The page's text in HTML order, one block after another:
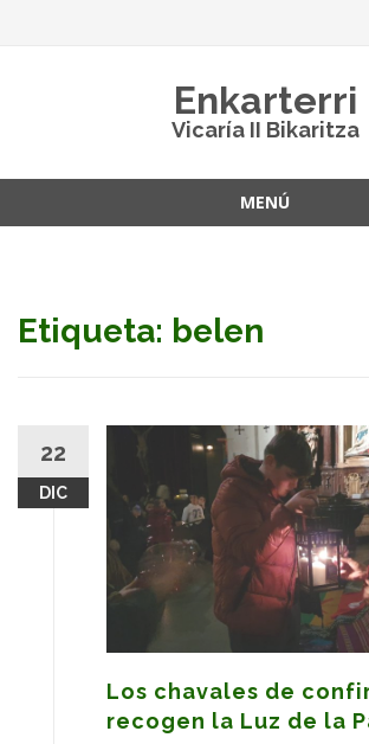
Enkarterri
Vicaría II Bikaritza
MENÚ
Etiqueta: belen
22
DIC
Los chavales de
recogen la Luz de la